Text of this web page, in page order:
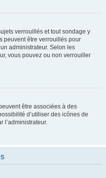
verrouillés et tout sondage y
peuvent être verrouillés pour
administrateur. Selon les
vous pouvez ou non verrouiller
être associées à des
d’utiliser des icônes de
l’administrateur.